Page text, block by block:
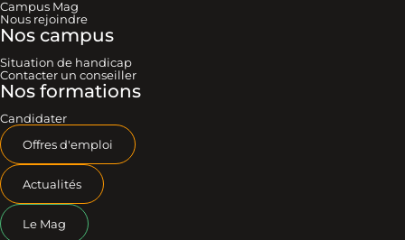
Campus Mag
Nous rejoindre
Nos campus
Situation de handicap
Contacter un conseiller
Nos formations
Candidater
Offres d'emploi
Actualités
Le Mag